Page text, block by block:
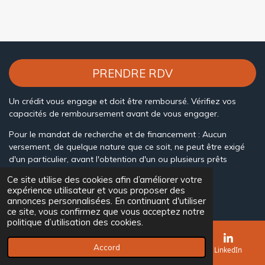
Ce site utilise des cookies afin d’améliorer votre
expérience utilisateur et vous proposer des
annonces personnalisées. En continuant d'utiliser
ce site, vous confirmez que vous acceptez notre
politique d’utilisation des cookies.
Accord
PRENDRE RDV
Un crédit vous engage et doit être remboursé. Vérifiez vos
capacités de remboursement avant de vous engager.
Pour le mandat de recherche et de financement : Aucun
versement, de quelque nature que ce soit, ne peut être exigé
d'un particulier, avant l'obtention d'un ou plusieurs prêts
© 2023 - 2026 ECONOPRET
Propulsé par Webador
Téléphone LinkedIn